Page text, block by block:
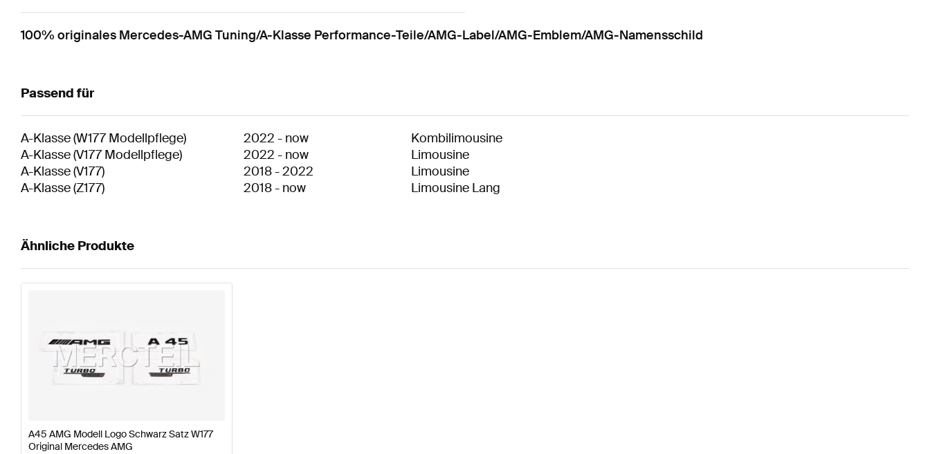
100% originales Mercedes-AMG Tuning/A-Klasse Performance-Teile/AMG-Label/AMG-Emblem/AMG-Namensschild
Passend für
A-Klasse(W177 Modellpflege) 2022 - now
Kombilimousine
A-Klasse(V177 Modellpflege) 2022 - now
Limousine
A-Klasse(V177) 2018-2022
Limousine
A-Klasse(Z177) 2018- now Limousine Lang
Ähnliche Produkte
A45 AMG Modell Logo Schwarz Satz W177
Original Mercedes AMG